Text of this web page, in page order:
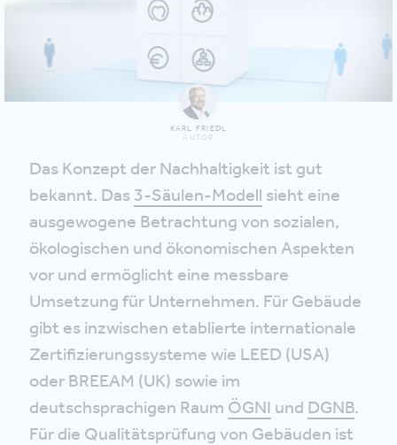
KARL FRIEDL
AUTOR
Das Konzept der Nachhaltigkeit ist gut
bekannt. Das 3-Säulen-Modell sieht eine
ausgewogene Betrachtung von sozialen,
ökologischen und ökonomischen Aspekten
vor und ermöglicht eine messbare
Umsetzung für Unternehmen. Für Gebäude
gibt es inzwischen etablierte internationale
Zertifizierungssysteme wie LEED (USA)
oder BREEAM (UK) sowie im
deutschsprachigen Raum ÖGNI und DGNB.
Für die Qualitätsprüfung von Gebäuden ist